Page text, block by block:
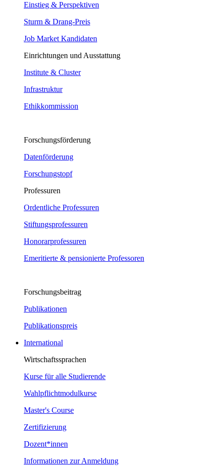
Einstieg & Perspektiven
Sturm & Drang-Preis
Job Market Kandidaten
Einrichtungen und Ausstattung
Institute & Cluster
Infrastruktur
Ethikkommission
Forschungsförderung
Datenförderung
Forschungstopf
Professuren
Ordentliche Professuren
Stiftungsprofessuren
Honorarprofessuren
Emeritierte & pensionierte Professoren
Forschungsbeitrag
Publikationen
Publikationspreis
International
Wirtschaftssprachen
Kurse für alle Studierende
Wahlpflichtmodulkurse
Master's Course
Zertifizierung
Dozent*innen
Informationen zur Anmeldung